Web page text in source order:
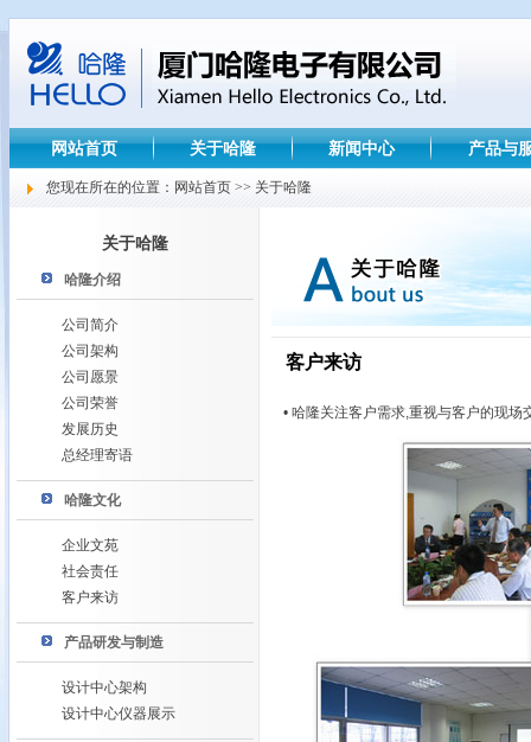
网站首页 关于哈隆 新闻中心 产品与
您现在所在的位置：网站首页 >> 关于哈隆
关于哈隆
哈隆介绍
公司简介
公司架构
公司愿景
公司荣誉
发展历史
总经理寄语
哈隆文化
企业文苑
社会责任
客户来访
产品研发与制造
设计中心架构
设计中心仪器展示
客户来访
• 哈隆关注客户需求,重视与客户的现场